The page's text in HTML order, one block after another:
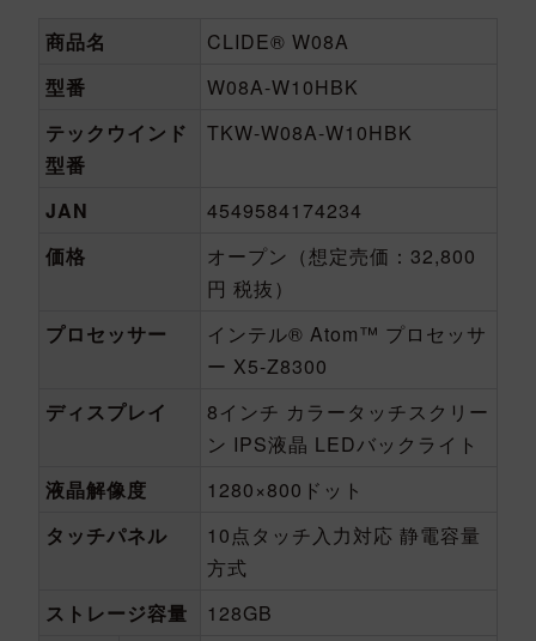
商品名
CLIDE® W08A
型番
W08A-W10HBK
テックウインド
型番
TKW-W08A-W10HBK
JAN
4549584174234
価格
オープン（想定売価：32,800
円 税抜）
プロセッサー
インテル® Atom™ プロセッサ
ー X5-Z8300
ディスプレイ
8インチ カラータッチスクリー
ン IPS液晶 LEDバックライト
液晶解像度
1280×800ドット
タッチパネル
10点タッチ入力対応 静電容量
方式
ストレージ容量
128GB